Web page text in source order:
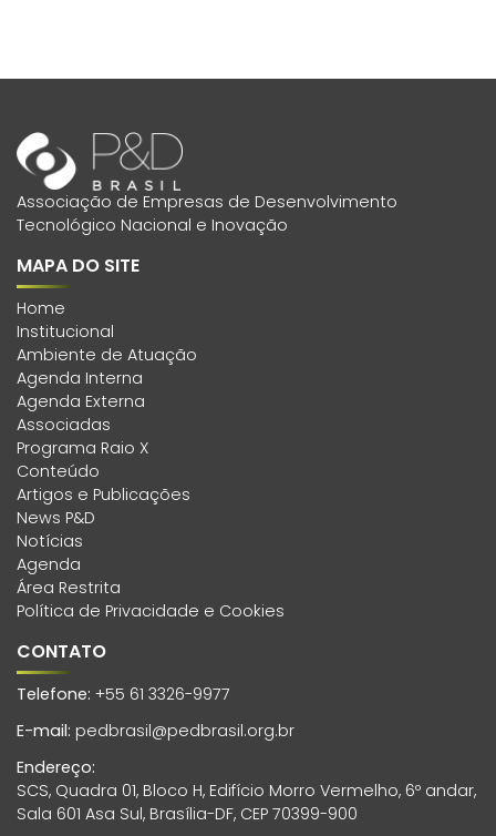
Associação de Empresas de Desenvolvimento
Tecnológico Nacional e Inovação
MAPA DO SITE
Home
Institucional
Ambiente de Atuação
Agenda Interna
Agenda Externa
Associadas
Programa Raio X
Conteúdo
Artigos e Publicações
News P&D
Notícias
Agenda
Área Restrita
Política de Privacidade e Cookies
CONTATO
Telefone: +55 61 3326-9977
E-mail: pedbrasil@pedbrasil.org.br
Endereço:
SCS, Quadra 01, Bloco H, Edifício Morro Vermelho, 6º andar,
Sala 601 Asa Sul, Brasília-DF, CEP 70399-900